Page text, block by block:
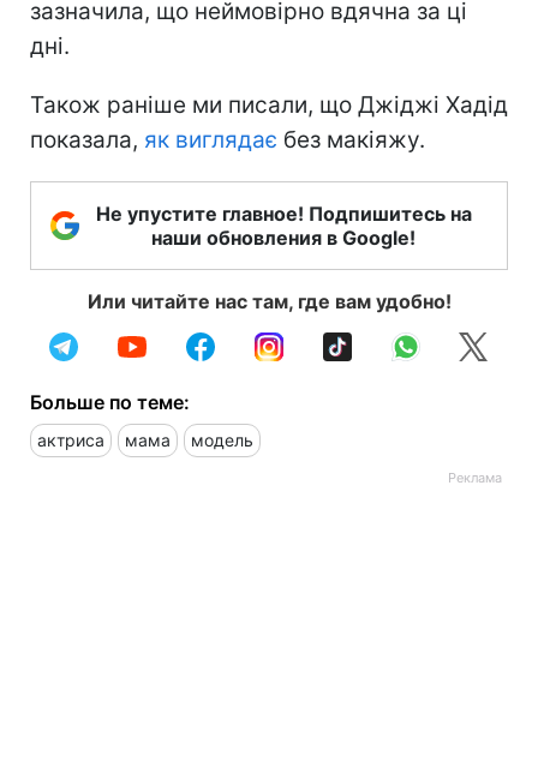
зазначила, що неймовірно вдячна за ці
дні.
Також раніше ми писали, що Джіджі Хадід
показала, як виглядає без макіяжу.
Не упустите главное! Подпишитесь на
наши обновления в Google!
Или читайте нас там, где вам удобно!
Больше по теме:
актриса мама модель